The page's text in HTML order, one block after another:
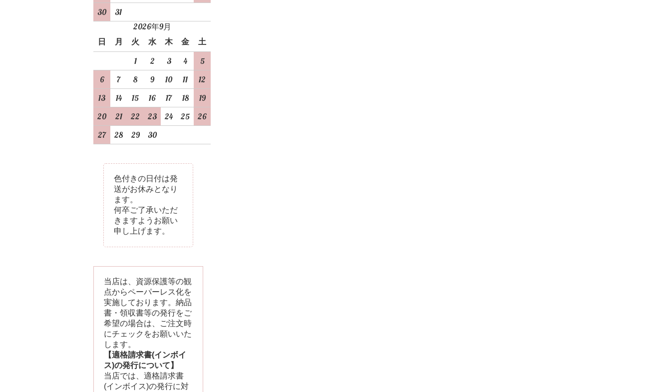
30
31
2026年9月
日
月 火 水 木 金
土
1
2 3 4
5
6
7 8 9 10 11
12
13
14 15 16 17 18
19
20
21 22 23 24 25
26
27
28 29 30
色付きの日付は発
送がお休みとなり
ます。
何卒ご了承いただ
きますようお願い
申し上げます。
当店は、資源保護等の観
点からペーパーレス化を
実施しております。納品
書・領収書等の発行をご
希望の場合は、ご注文時
にチェックをお願いいた
します。
【適格請求書(インボイ
ス)の発行について】
当店では、適格請求書
(インボイス)の発行に対